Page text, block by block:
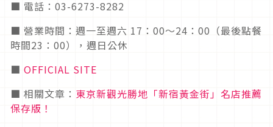
■ 電話：03-6273-8282
■ 營業時間：週一至週六 17：00～24：00（最後點餐
時間23：00），週日公休
■ OFFICIAL SITE
■ 相關文章： 東京新觀光勝地「新宿黃金街」名店推薦
保存版！